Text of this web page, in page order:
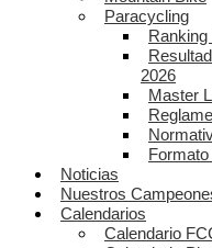
Paracycling
Ranking
2026
Master
Noticias
Nuestros
Calendarios
Calendario